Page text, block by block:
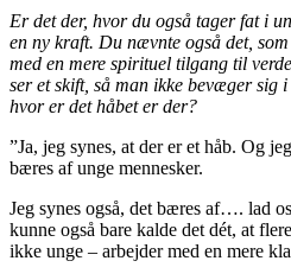
Er det der, hvor du også tager fat i
en ny kraft. Du nævnte også det,
med en mere spirituel tilgang til
ser et skift, så man ikke bevæger sig
hvor er det håbet er der?
”Ja, jeg synes, at der er et håb. Og
bæres af unge mennesker.
Jeg synes også, det bæres af…. lad
kunne også bare kalde det dét, at
ikke unge – arbejder med en mere